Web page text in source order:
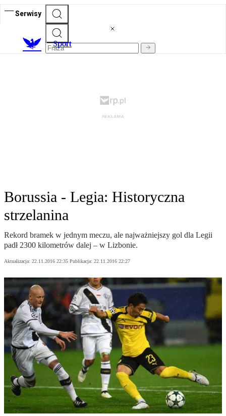
Serwisy
Sport
Borussia - Legia: Historyczna
strzelanina
Rekord bramek w jednym meczu, ale najważniejszy gol dla Legii
padł 2300 kilometrów dalej – w Lizbonie.
Aktualizacja: 22.11.2016 22:35 Publikacja: 22.11.2016 22:27